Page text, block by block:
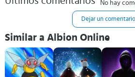
No hay
Dejar un comentario
Similar a Albion Online